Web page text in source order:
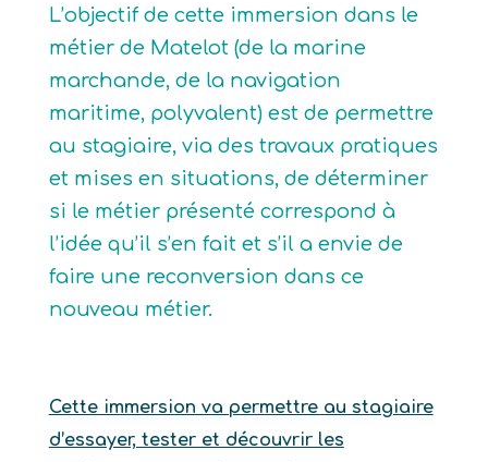
L’objectif de cette immersion dans le
métier de Matelot (de la marine
marchande, de la navigation
maritime, polyvalent) est de permettre
au stagiaire, via des travaux pratiques
et mises en situations, de déterminer
si le métier présenté correspond à
l’idée qu’il s’en fait et s’il a envie de
faire une reconversion dans ce
nouveau métier.
Cette immersion va permettre au stagiaire
d’essayer, tester et découvrir les